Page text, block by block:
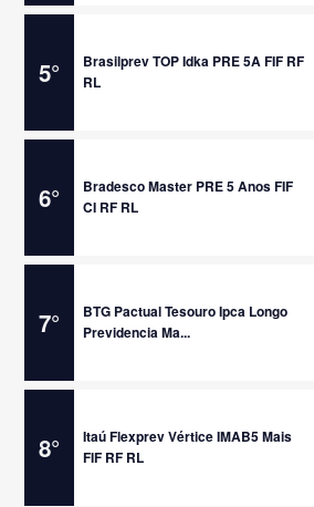
5°
Brasilprev TOP Idka PRE 5A FIF RF
RL
6°
Bradesco Master PRE 5 Anos FIF
CI RF RL
7°
BTG Pactual Tesouro Ipca Longo
Previdencia Ma...
8°
Itaú Flexprev Vértice IMAB5 Mais
FIF RF RL